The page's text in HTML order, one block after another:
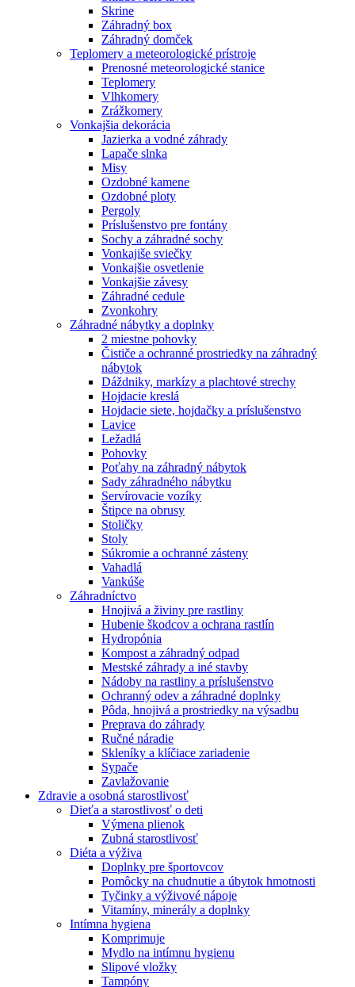
Skrine
Záhradný box
Záhradný domček
Teplomery a meteorologické prístroje
Prenosné meteorologické stanice
Teplomery
Vlhkomery
Zrážkomery
Vonkajšia dekorácia
Jazierka a vodné záhrady
Lapače slnka
Misy
Ozdobné kamene
Ozdobné ploty
Pergoly
Príslušenstvo pre fontány
Sochy a záhradné sochy
Vonkajiše sviečky
Vonkajšie osvetlenie
Vonkajšie závesy
Záhradné cedule
Zvonkohry
Záhradné nábytky a doplnky
2 miestne pohovky
Čističe a ochranné prostriedky na záhradný
nábytok
Dáždniky, markízy a plachtové strechy
Hojdacie kreslá
Hojdacie siete, hojdačky a príslušenstvo
Lavice
Ležadlá
Pohovky
Poťahy na záhradný nábytok
Sady záhradného nábytku
Servírovacie vozíky
Štipce na obrusy
Stoličky
Stoly
Súkromie a ochranné zásteny
Vahadlá
Vankúše
Záhradníctvo
Hnojivá a živiny pre rastliny
Hubenie škodcov a ochrana rastlín
Hydropónia
Kompost a záhradný odpad
Mestské záhrady a iné stavby
Nádoby na rastliny a príslušenstvo
Ochranný odev a záhradné doplnky
Pôda, hnojivá a prostriedky na výsadbu
Preprava do záhrady
Ručné náradie
Skleníky a klíčiace zariadenie
Sypače
Zavlažovanie
Zdravie a osobná starostlivosť
Dieťa a starostlivosť o deti
Výmena plienok
Zubná starostlivosť
Diéta a výživa
Doplnky pre športovcov
Pomôcky na chudnutie a úbytok hmotnosti
Tyčinky a výživové nápoje
Vitamíny, minerály a doplnky
Intímna hygiena
Komprimuje
Mydlo na intímnu hygienu
Slipové vložky
Tampóny